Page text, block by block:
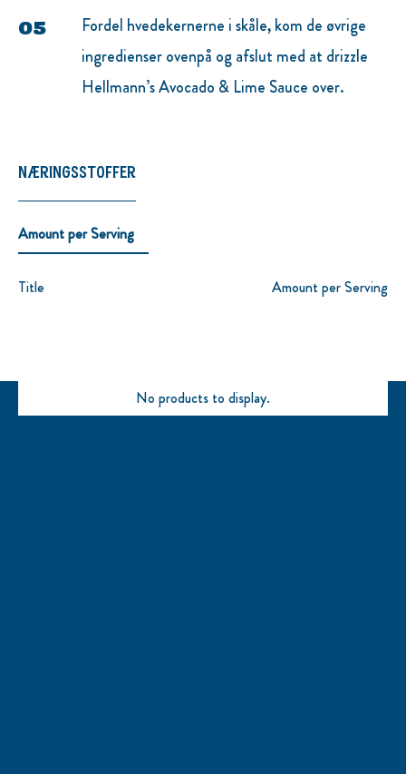
Fordel hvedekernerne i skåle, kom de øvrige
ingredienser ovenpå og afslut med at drizzle
Hellmann’s Avocado & Lime Sauce over.
NÆRINGSSTOFFER
Amount per Serving
Title Amount per Serving
No products to display.